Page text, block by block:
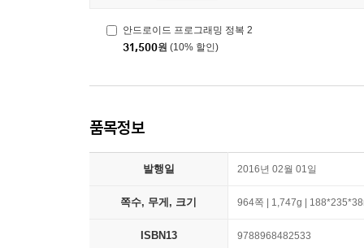
안드로이드 프로그래밍 정복 2
31,500원 (10% 할인)
품목정보
발행일 2016년 02월 01일
쪽수, 무게, 크기 964쪽 | 1,747g |
ISBN13 9788968482533